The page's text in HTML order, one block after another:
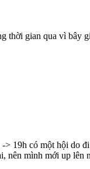
thời gian qua vì
19h có một hội do
mình mới up